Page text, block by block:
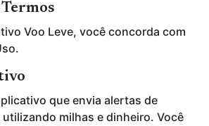
Voo Leve, você concorda com
que envia alertas de
milhas e dinheiro. Você